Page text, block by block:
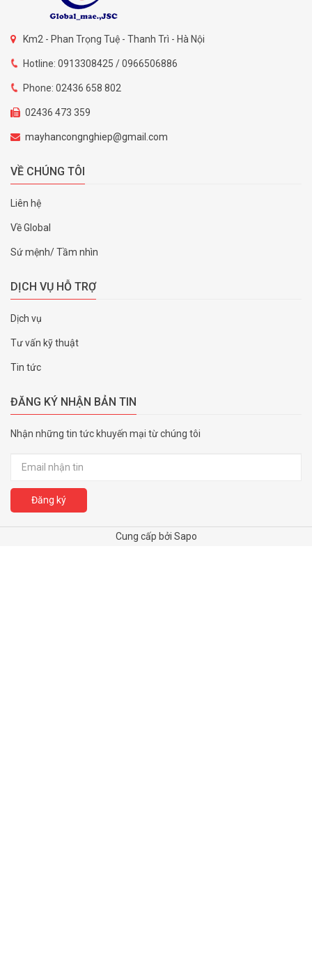
Km2 - Phan Trọng Tuệ - Thanh Trì - Hà Nội
Hotline: 0913308425 / 0966506886
Phone: 02436 658 802
02436 473 359
mayhancongnghiep@gmail.com
VỀ CHÚNG TÔI
Liên hệ
Về Global
Sứ mệnh/ Tầm nhìn
DỊCH VỤ HỖ TRỢ
Dịch vụ
Tư vấn kỹ thuật
Tin tức
ĐĂNG KÝ NHẬN BẢN TIN
Nhận những tin tức khuyến mại từ chúng tôi
Đăng ký
Cung cấp bởi Sapo